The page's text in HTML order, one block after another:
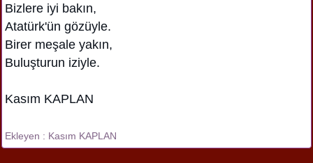
Bizlere iyi bakın,
Atatürk'ün gözüyle.
Birer meşale yakın,
Buluşturun iziyle.
Kasım KAPLAN
Ekleyen : Kasım KAPLAN